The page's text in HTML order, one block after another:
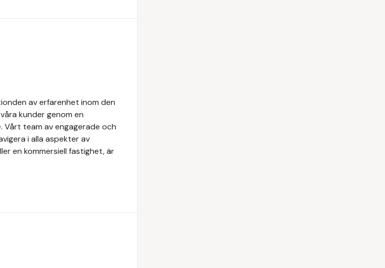
av erfarenhet inom den
kunder genom en
Vårt team av engagerade och
i alla aspekter av
en kommersiell fastighet, är